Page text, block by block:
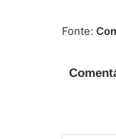
Fonte: